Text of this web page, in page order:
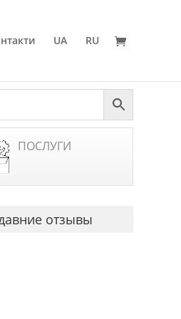
UA RU
ПОСЛУГИ
отзывы